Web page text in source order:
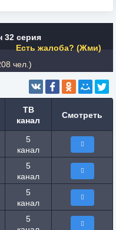
32 серия
Есть жалоба? (Жми)
чел.)
ТВ
канал
Смотреть
5
канал
5
канал
5
канал
5